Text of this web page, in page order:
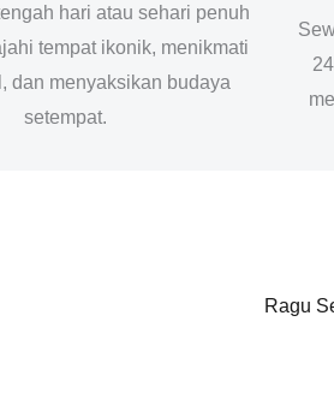
hari atau sehari penuh
tempat ikonik, menikmati
dan menyaksikan budaya
setempat.
Ragu